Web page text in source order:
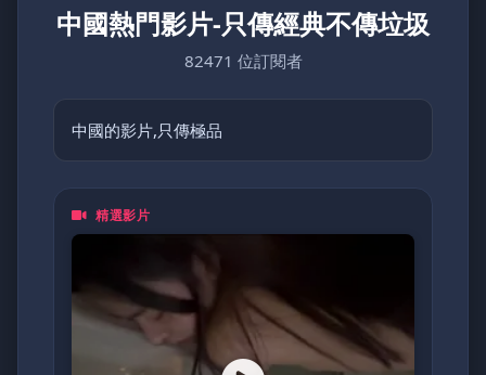
中國熱門影片-只傳經典不傳垃圾
82471 位訂閱者
中國的影片,只傳極品
精選影片